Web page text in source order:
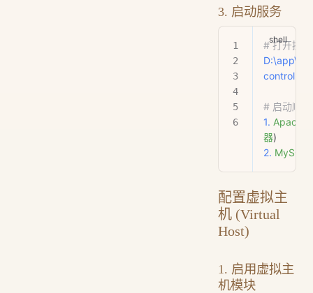
3. 启动服务
# 打开控
# 启动顺序
1. Apache
器)
2. MySQL
配置虚拟主
机 (Virtual
Host)
1. 启用虚拟主
机模块